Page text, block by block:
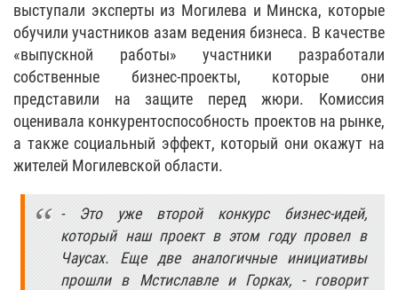
выступали эксперты из Могилева и Минска, которые
обучили участников азам ведения бизнеса. В качестве
«выпускной работы» участники разработали
собственные бизнес-проекты, которые они
представили на защите перед жюри. Комиссия
оценивала конкурентоспособность проектов на рынке,
а также социальный эффект, который они окажут на
жителей Могилевской области.
- Это уже второй конкурс бизнес-идей,
который наш проект в этом году провел в
Чаусах. Еще две аналогичные инициативы
прошли в Мстиславле и Горках, - говорит